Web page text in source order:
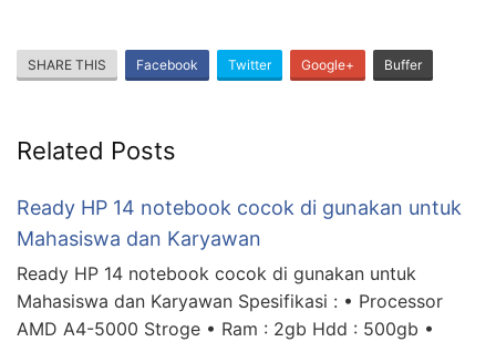
SHARE THIS Facebook Twitter Google+ Buffer
Related Posts
Ready HP 14 notebook cocok di gunakan untuk
Mahasiswa dan Karyawan
Ready HP 14 notebook cocok di gunakan untuk
Mahasiswa dan Karyawan Spesifikasi : • Processor
AMD A4-5000 Stroge • Ram : 2gb Hdd : 500gb •